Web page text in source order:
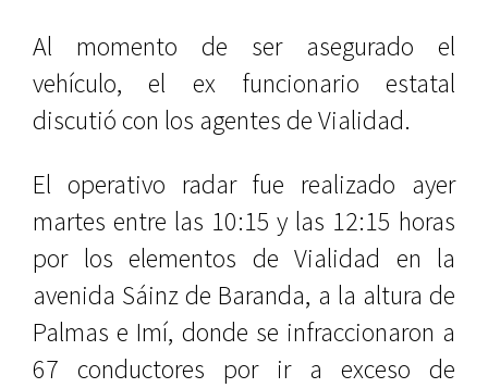
Al momento de ser asegurado el
vehículo, el ex funcionario estatal
discutió con los agentes de Vialidad.
El operativo radar fue realizado ayer
martes entre las 10:15 y las 12:15 horas
por los elementos de Vialidad en la
avenida Sáinz de Baranda, a la altura de
Palmas e Imí, donde se infraccionaron a
67 conductores por ir a exceso de